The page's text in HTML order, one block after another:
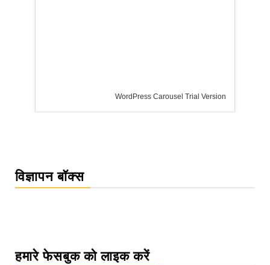
WordPress Carousel Trial Version
विज्ञापन बॉक्स
हमारे फेसबुक को लाइक करें